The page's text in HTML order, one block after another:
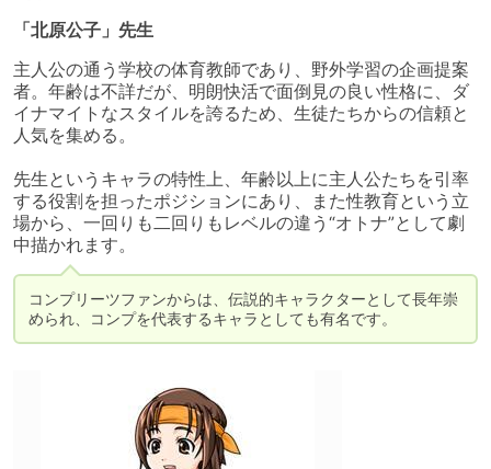
「北原公子」先生
主人公の通う学校の体育教師であり、野外学習の企画提案
者。年齢は不詳だが、明朗快活で面倒見の良い性格に、ダ
イナマイトなスタイルを誇るため、生徒たちからの信頼と
人気を集める。
先生というキャラの特性上、年齢以上に主人公たちを引率
する役割を担ったポジションにあり、また性教育という立
場から、一回りも二回りもレベルの違う“オトナ”として劇
中描かれます。
コンプリーツファンからは、伝説的キャラクターとして長年崇
められ、コンプを代表するキャラとしても有名です。